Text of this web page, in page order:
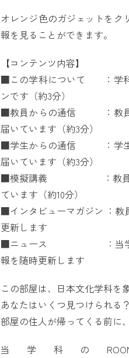
オレンジ色のガジェットをク
報を見ることができます。
【コンテンツ内容】
■この学科について ：学科
ンです（約3分）
■教員からの通信 ：教員
届いています（約3分）
■学生からの通信 ：学生
届いています（約3分）
■模擬講義 ：教員によ
ています（約10分）
■インタビューマガジン ：教
更新します
■ニュース ：当学科に
報を随時更新します
この部屋は、日本文化学科を
あなたはいくつ見つけられる？
部屋の住人が帰ってくる前に
当学科の